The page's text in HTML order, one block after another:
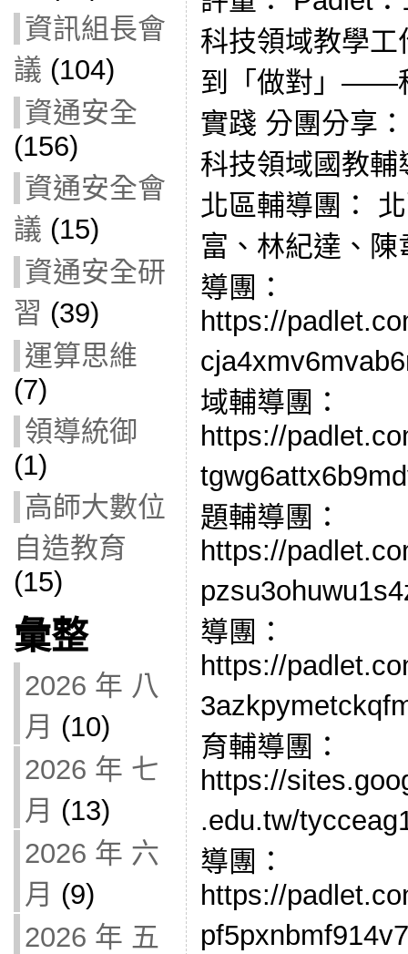
資訊組長會
議 (104)
資通安全
(156)
資通安全會
議 (15)
資通安全研
習 (39)
運算思維
(7)
領導統御
(1)
高師大數位
自造教育
(15)
彙整
2026 年 八
月 (10)
2026 年 七
月 (13)
2026 年 六
月 (9)
2026 年 五
科技領域教學
到「做對」——
實踐 分團分享
科技領域國教
北區輔導團：
富、林紀達、
導團：
https://
域輔導團：
https://
題輔導團：
https://
導團：
https://
育輔導團：
https://
.edu.tw/
導團：
https://